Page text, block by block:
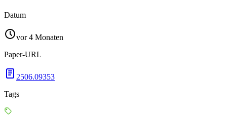
Datum
vor 4 Monaten
Paper-URL
2506.09353
Tags